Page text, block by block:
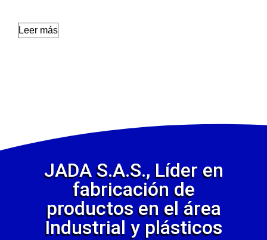
Leer más
JADA S.A.S., Líder en
fabricación de
productos en el área
Industrial y plásticos